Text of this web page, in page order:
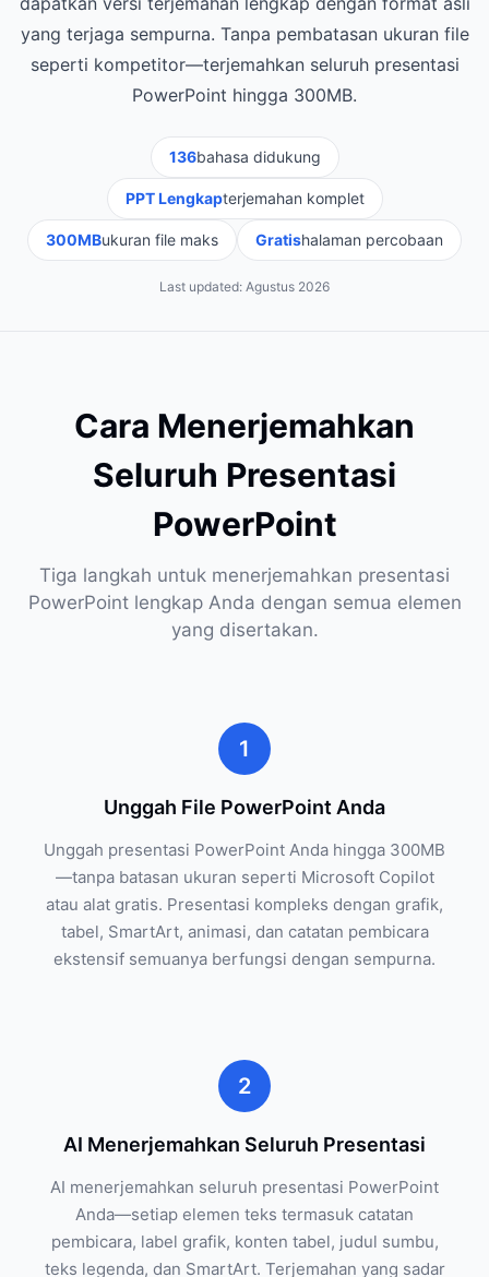
yang terjaga sempurna. Tanpa pembatasan ukuran file
seperti kompetitor—terjemahkan seluruh presentasi
PowerPoint hingga 300MB.
136bahasa didukung
PPT Lengkapterjemahan komplet
300MBukuran file maks Gratishalaman percobaan
Last updated: Agustus 2026
Cara Menerjemahkan
Seluruh Presentasi
PowerPoint
Tiga langkah untuk menerjemahkan presentasi
PowerPoint lengkap Anda dengan semua elemen
yang disertakan.
1
Unggah File PowerPoint Anda
Unggah presentasi PowerPoint Anda hingga 300MB
—tanpa batasan ukuran seperti Microsoft Copilot
atau alat gratis. Presentasi kompleks dengan grafik,
tabel, SmartArt, animasi, dan catatan pembicara
ekstensif semuanya berfungsi dengan sempurna.
2
AI Menerjemahkan Seluruh Presentasi
AI menerjemahkan seluruh presentasi PowerPoint
Anda—setiap elemen teks termasuk catatan
pembicara, label grafik, konten tabel, judul sumbu,
teks legenda, dan SmartArt. Terjemahan yang sadar